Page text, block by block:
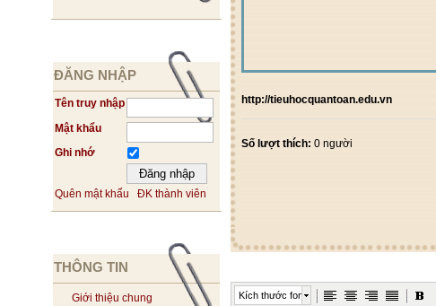
ĐĂNG NHẬP
Tên truy nhập
Mật khẩu
Ghi nhớ
Quên mật khẩu ĐK thành viên
THÔNG TIN
Giới thiệu chung
http://tieuhocquantoan.edu.vn
Số lượt thích: 0 người
Kích thước font